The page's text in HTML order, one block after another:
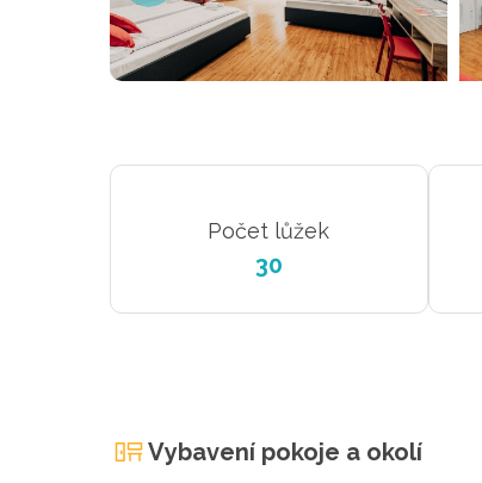
Počet lůžek
30
Vybavení pokoje a okolí